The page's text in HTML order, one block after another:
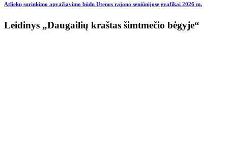
Atliekų surinkimo apvažiavimo būdu Utenos rajono seniūnijose grafikai 2026 m.
Leidinys „Daugailių kraštas šimtmečio bėgyje“